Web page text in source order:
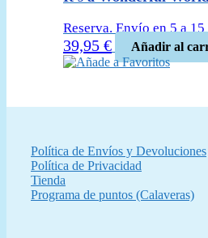
Reserva. Envío en 5 a 15
El
precio
39,95 €El
precio
Añadir al
Añade a Favoritos
Política de Envíos y Devoluciones
Política de Privacidad
Tienda
Programa de puntos (Calaveras)